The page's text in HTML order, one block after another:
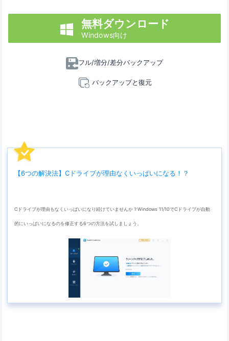
 無料ダウンロード
Windows向け
フル/増分/差分バックアップ
バックアップと復元
【6つの解決法】Cドライブが理由なくいっぱいになる！？
Cドライブが理由もなくいっぱいになり続けていませんか？Windows 11/10でCドライブが自動
的にいっぱいになるのを修正する6つの方法を試しましょう。